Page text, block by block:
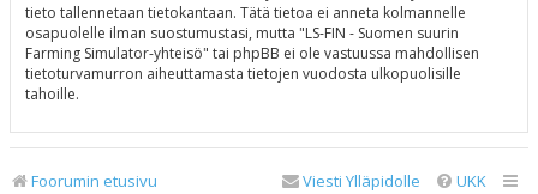
tieto tallennetaan tietokantaan. Tätä tietoa ei anneta kolmannelle
osapuolelle ilman suostumustasi, mutta "LS-FIN - Suomen suurin
Farming Simulator-yhteisö" tai phpBB ei ole vastuussa mahdollisen
tietoturvamurron aiheuttamasta tietojen vuodosta ulkopuolisille
tahoille.
Foorumin etusivu UKK
Viesti Ylläpidolle